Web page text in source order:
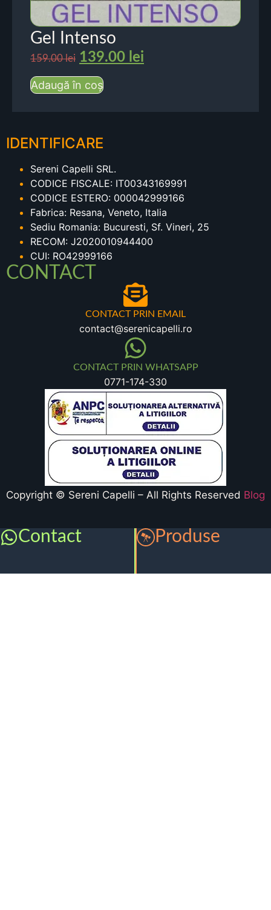
Gel Intenso
159.00lei 139.00 lei
Adaugă în coș
IDENTIFICARE
Sereni Capelli SRL.
CODICE FISCALE: IT00343169991
CODICE ESTERO: 000042999166
Fabrica: Resana, Veneto, Italia
Sediu Romania: Bucuresti, Sf. Vineri, 25
RECOM: J2020010944400
CUI: RO42999166
CONTACT
CONTACT PRIN EMAIL
contact@serenicapelli.ro
CONTACT PRIN WHATSAPP
0771-174-330
Copyright © Sereni Capelli – All Rights Reserved Blog
Contact Produse